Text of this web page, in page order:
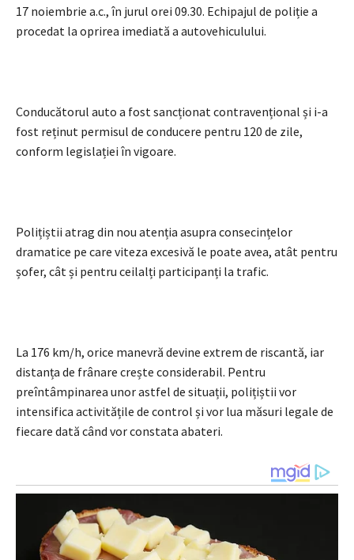
17 noiembrie a.c., în jurul orei 09.30. Echipajul de poliție a
procedat la oprirea imediată a autovehiculului.
Conducătorul auto a fost sancționat contravențional și i-a
fost reținut permisul de conducere pentru 120 de zile,
conform legislației în vigoare.
Polițiștii atrag din nou atenția asupra consecințelor
dramatice pe care viteza excesivă le poate avea, atât pentru
șofer, cât și pentru ceilalți participanți la trafic.
La 176 km/h, orice manevră devine extrem de riscantă, iar
distanța de frânare crește considerabil. Pentru
preîntâmpinarea unor astfel de situații, polițiștii vor
intensifica activitățile de control și vor lua măsuri legale de
fiecare dată când vor constata abateri.